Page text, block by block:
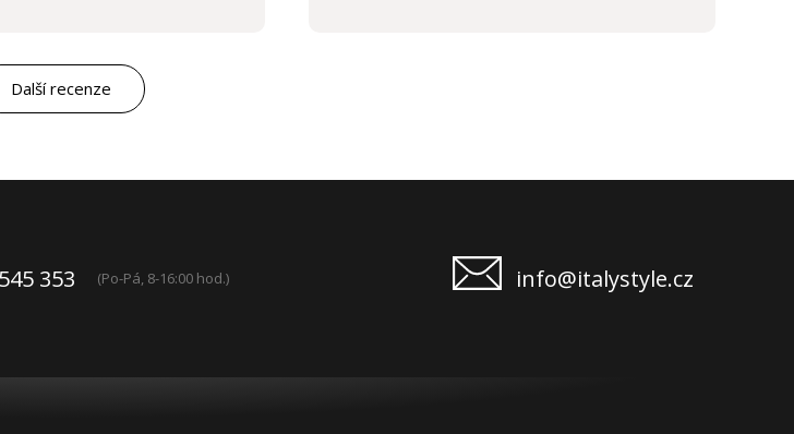
servisem. Pro mě je to po těch
Myslím, že ty roky
za vše.
Další recenze
353 (Po-Pá, 8-16:00 hod.) info@italystyle.cz